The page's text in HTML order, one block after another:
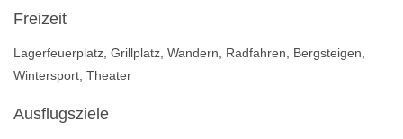
Freizeit
Lagerfeuerplatz, Grillplatz, Wandern, Radfahren, Bergsteigen,
Wintersport, Theater
Ausflugsziele